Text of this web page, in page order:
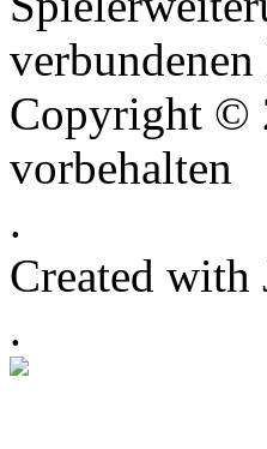
Copyright ©
vorbehalten
.
Created with
.